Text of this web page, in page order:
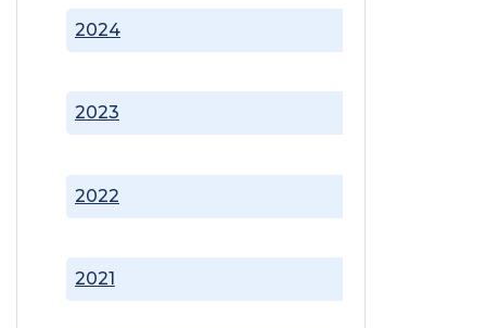
2021
2022
2023
2024